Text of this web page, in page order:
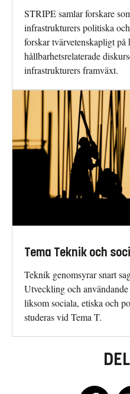
STRIPE samlar forskare
infrastrukturers politiska
forskar tvärvetenskapligt
hållbarhetsrelaterade
infrastrukturers framväxt.
Tema Teknik och
Teknik genomsyrar snart
Utveckling och
liksom sociala, etiska och
studeras vid Tema T.